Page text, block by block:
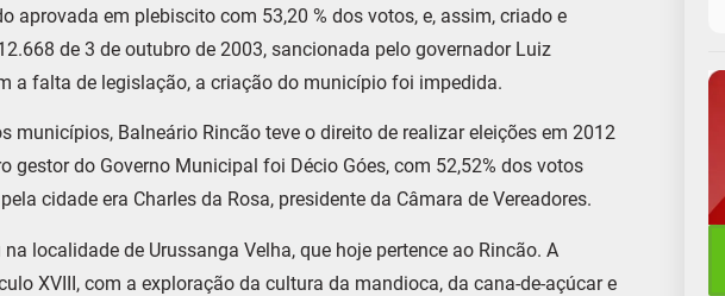
aprovada em plebiscito com 53,20 % dos votos, e, assim, criado e
de 3 de outubro de 2003, sancionada pelo governador Luiz
a falta de legislação, a criação do município foi impedida.
municípios, Balneário Rincão teve o direito de realizar eleições em 2012
gestor do Governo Municipal foi Décio Góes, com 52,52% dos votos
cidade era Charles da Rosa, presidente da Câmara de Vereadores.
localidade de Urussanga Velha, que hoje pertence ao Rincão. A
XVIII, com a exploração da cultura da mandioca, da cana-de-açúcar e